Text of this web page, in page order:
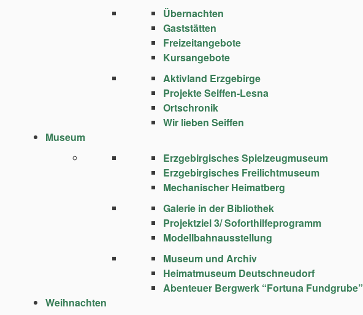
Übernachten
Gaststätten
Freizeitangebote
Kursangebote
Aktivland Erzgebirge
Projekte Seiffen-Lesna
Ortschronik
Wir lieben Seiffen
Museum
Erzgebirgisches Spielzeugmuseum
Erzgebirgisches Freilichtmuseum
Mechanischer Heimatberg
Galerie in der Bibliothek
Projektziel 3/ Soforthilfeprogramm
Modellbahnausstellung
Museum und Archiv
Heimatmuseum Deutschneudorf
Abenteuer Bergwerk “Fortuna Fundgrube”
Weihnachten